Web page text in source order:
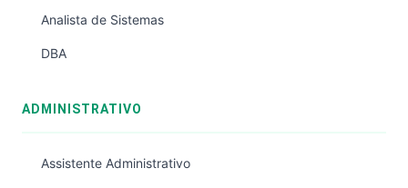
Analista de Sistemas
DBA
ADMINISTRATIVO
Assistente Administrativo